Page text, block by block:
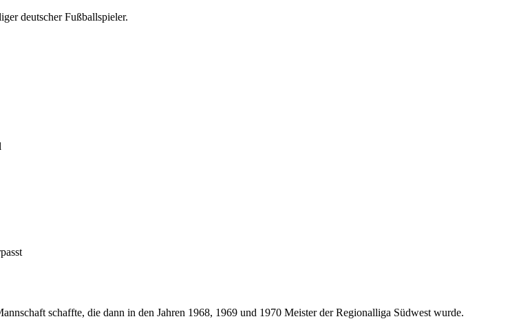
deutscher Fußballspieler.
schaffte, die dann in den Jahren 1968, 1969 und 1970 Meister der Regionalliga Südwest wurde.